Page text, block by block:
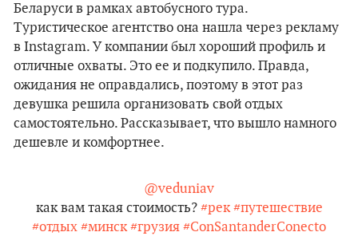
Беларуси в рамках автобусного тура.
Туристическое агентство она нашла через рекламу
в Instagram. У компании был хороший профиль и
отличные охваты. Это ее и подкупило. Правда,
ожидания не оправдались, поэтому в этот раз
девушка решила организовать свой отдых
самостоятельно. Рассказывает, что вышло намного
дешевле и комфортнее.
@veduniav
как вам такая стоимость? #рек #путешествие
#отдых #минск #грузия #ConSantanderConecto